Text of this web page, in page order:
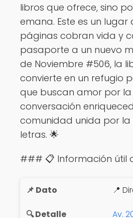
libros que ofrece, sino
emana. Este es un lugar
páginas cobran vida y
pasaporte a un nuevo
de Noviembre #506, la
convierte en un refugio
que buscan amor por
conversación
comunidad unida por la
letras. 🌟
### 📋 Información útil
📍
Av.